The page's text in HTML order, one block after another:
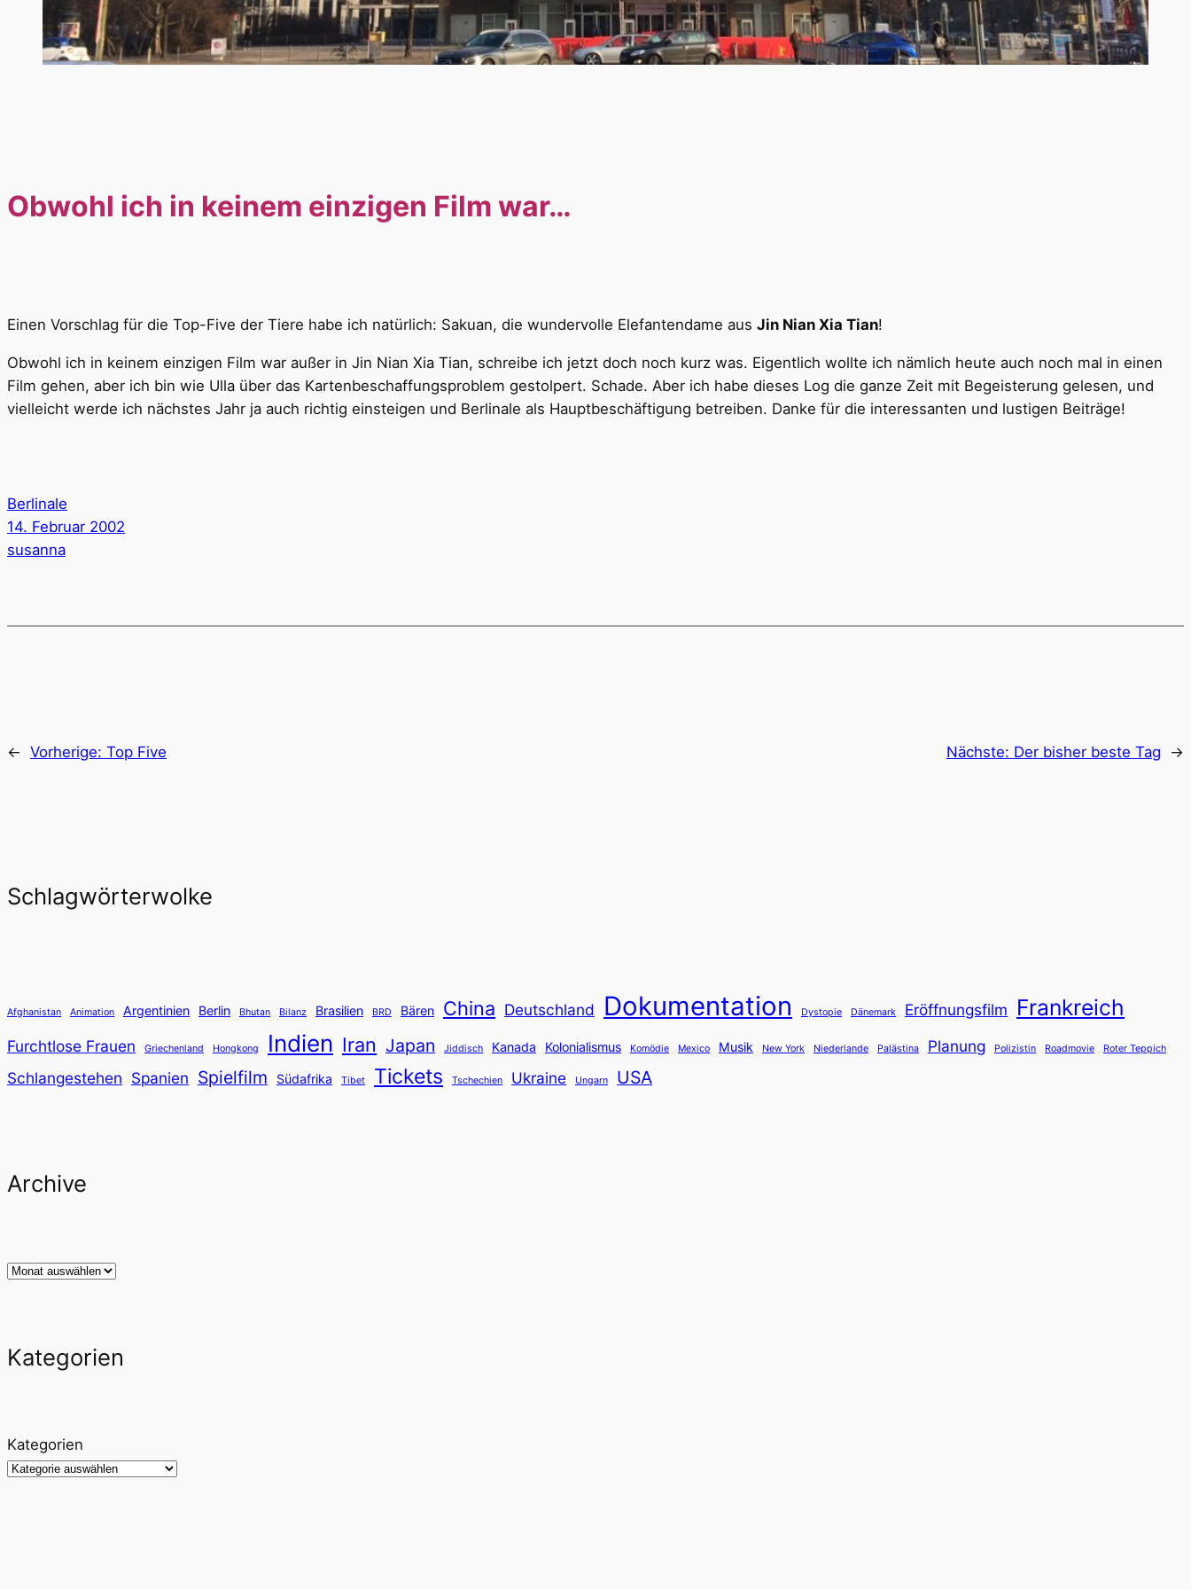
Obwohl ich in keinem einzigen Film war…
Einen Vorschlag für die Top-Five der Tiere habe ich natürlich: Sakuan, die wundervolle Elefantendame aus Jin Nian Xia Tian!
Obwohl ich in keinem einzigen Film war außer in Jin Nian Xia Tian, schreibe ich jetzt doch noch kurz was. Eigentlich wollte ich nämlich heute auch noch mal in einen
Film gehen, aber ich bin wie Ulla über das Kartenbeschaffungsproblem gestolpert. Schade. Aber ich habe dieses Log die ganze Zeit mit Begeisterung gelesen, und
vielleicht werde ich nächstes Jahr ja auch richtig einsteigen und Berlinale als Hauptbeschäftigung betreiben. Danke für die interessanten und lustigen Beiträge!
Berlinale
14. Februar 2002
susanna
← Vorherige: Top Five Nächste: Der bisher beste Tag →
Schlagwörterwolke
Afghanistan Animation Argentinien Berlin Bhutan Bilanz Brasilien BRD Bären China Deutschland Dokumentation Dystopie Dänemark Eröffnungsfilm Frankreich
Furchtlose Frauen Griechenland Hongkong Indien Iran Japan Jiddisch Kanada Kolonialismus Komödie Mexico Musik New York Niederlande Palästina Planung Polizistin Roadmovie Roter Teppich
Schlangestehen Spanien Spielfilm Südafrika Tibet Tickets Tschechien Ukraine Ungarn USA
Archive
Archiv
Kategorien
Kategorien